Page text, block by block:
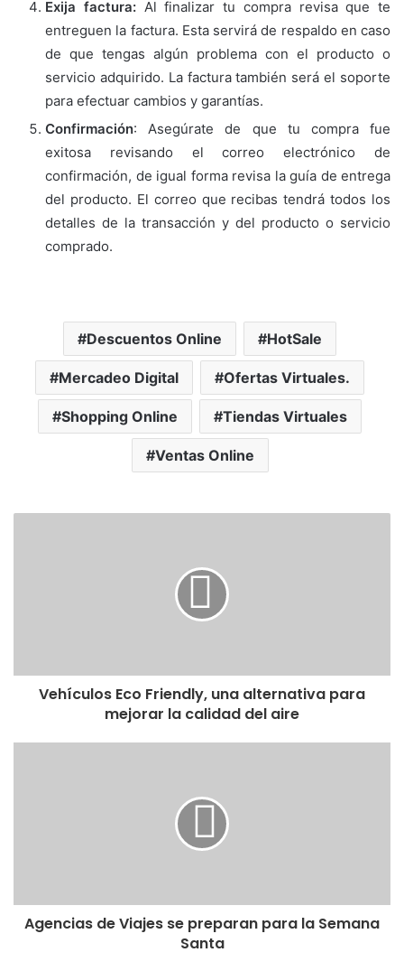
Exija factura:Al finalizar tu compra revisa que te
entreguen la factura. Esta servirá de respaldo en caso
de que tengas algún problema con el producto o
servicio adquirido. La factura también será el soporte
para efectuar cambios y garantías.
Confirmación: Asegúrate de que tu compra fue
exitosa revisando el correo electrónico de
confirmación, de igual forma revisa la guía de entrega
del producto. El correo que recibas tendrá todos los
detalles de la transacción y del producto o servicio
comprado.
Descuentos Online HotSale
Mercadeo Digital Ofertas Virtuales.
Shopping Online Tiendas Virtuales
Ventas Online
Vehículos Eco Friendly, una alternativa para
mejorar la calidad del aire
Agencias de Viajes se preparan para la Semana
Santa